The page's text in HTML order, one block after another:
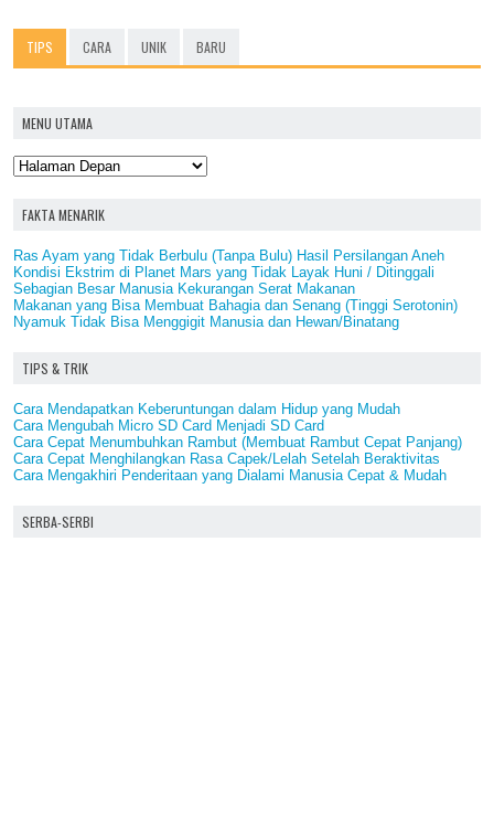
TIPS CARA UNIK BARU
MENU UTAMA
FAKTA MENARIK
Ras Ayam yang Tidak Berbulu (Tanpa Bulu) Hasil Persilangan Aneh
Kondisi Ekstrim di Planet Mars yang Tidak Layak Huni / Ditinggali
Sebagian Besar Manusia Kekurangan Serat Makanan
Makanan yang Bisa Membuat Bahagia dan Senang (Tinggi Serotonin)
Nyamuk Tidak Bisa Menggigit Manusia dan Hewan/Binatang
TIPS & TRIK
Cara Mendapatkan Keberuntungan dalam Hidup yang Mudah
Cara Mengubah Micro SD Card Menjadi SD Card
Cara Cepat Menumbuhkan Rambut (Membuat Rambut Cepat Panjang)
Cara Cepat Menghilangkan Rasa Capek/Lelah Setelah Beraktivitas
Cara Mengakhiri Penderitaan yang Dialami Manusia Cepat & Mudah
SERBA-SERBI